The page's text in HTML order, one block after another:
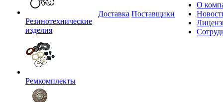
Резинотехнические
изделия
Ремкомплекты
Доставка Поставщики
О